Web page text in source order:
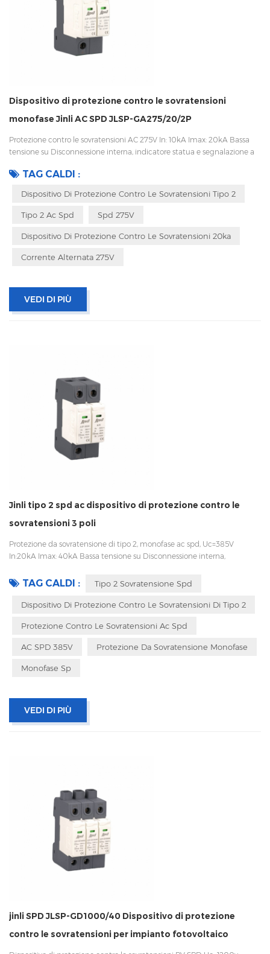
Dispositivo di protezione contro le sovratensioni
monofase Jinli AC SPD JLSP-GA275/20/2P
Protezione contro le sovratensioni AC 275V In: 10kA Imax: 20kA Bassa
tensione su Disconnessione interna, indicatore statua e segnalazione a
TAG CALDI :
Dispositivo Di Protezione Contro Le Sovratensioni Tipo 2
Tipo 2 Ac Spd Spd 275V
Dispositivo Di Protezione Contro Le Sovratensioni 20ka
Corrente Alternata 275V
VEDI DI PIÙ
Jinli tipo 2 spd ac dispositivo di protezione contro le
sovratensioni 3 poli
Protezione da sovratensione di tipo 2, monofase ac spd, Uc=385V
In:20kA Imax: 40kA Bassa tensione su Disconnessione interna,
accettabile
TAG CALDI : Tipo 2 Sovratensione Spd
Dispositivo Di Protezione Contro Le Sovratensioni Di Tipo 2
Protezione Contro Le Sovratensioni Ac Spd
AC SPD 385V Protezione Da Sovratensione Monofase
Monofase Sp
VEDI DI PIÙ
jinli SPD JLSP-GD1000/40 Dispositivo di protezione
contro le sovratensioni per impianto fotovoltaico